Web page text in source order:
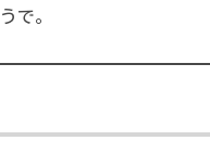
で。